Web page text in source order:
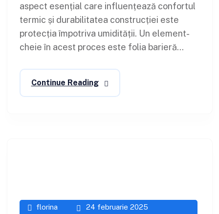
aspect esențial care influențează confortul
termic și durabilitatea construcției este
protecția împotriva umidității. Un element-
cheie în acest proces este folia barieră...
Continue Reading
florina
24 februarie 2025